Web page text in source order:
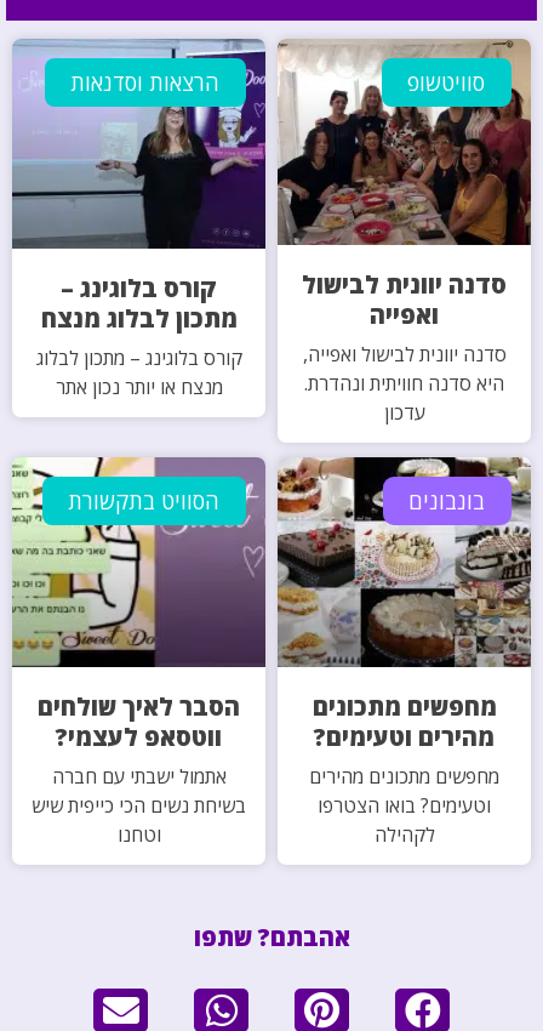
סוויטשופ
סדנה יוונית לבישול
ואפייה
סדנה יוונית לבישול ואפייה,
היא סדנה חוויתית ונהדרת.
עדכון
הרצאות וסדנאות
קורס בלוגינג –
מתכון לבלוג מנצח
קורס בלוגינג – מתכון לבלוג
מנצח או יותר נכון אתר
בונבונים
מחפשים מתכונים
מהירים וטעימים?
מחפשים מתכונים מהירים
וטעימים? בואו הצטרפו
לקהילה
הסוויט בתקשורת
הסבר לאיך שולחים
ווטסאפ לעצמי?
אתמול ישבתי עם חברה
בשיחת נשים הכי כייפית שיש
וטחנו
אהבתם? שתפו